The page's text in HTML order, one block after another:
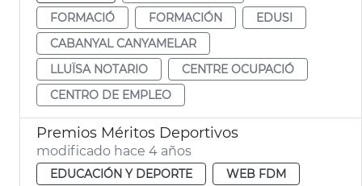
FORMACIÓ
FORMACIÓN
EDUSI
CABANYAL CANYAMELAR
LLUÏSA NOTARIO
CENTRE OCUPACIÓ
CENTRO DE EMPLEO
Premios Méritos Deportivos
modificado hace 4 años
EDUCACIÓN Y DEPORTE WEB FDM